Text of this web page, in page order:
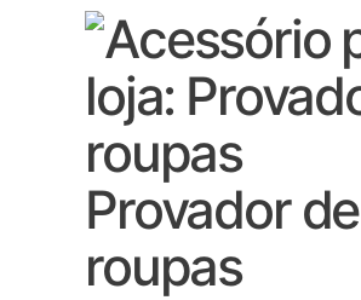
Provador de
roupas